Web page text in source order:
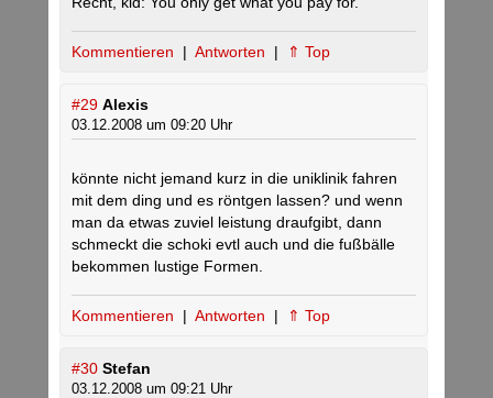
Kommentieren | Antworten | ⇑ Top
#29 Alexis
03.12.2008 um 09:20 Uhr
könnte nicht jemand kurz in die uniklinik fahren
mit dem ding und es röntgen lassen? und wenn
man da etwas zuviel leistung draufgibt, dann
schmeckt die schoki evtl auch und die fußbälle
bekommen lustige Formen.
Kommentieren | Antworten | ⇑ Top
#30 Stefan
03.12.2008 um 09:21 Uhr